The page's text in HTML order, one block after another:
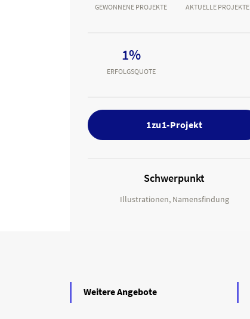
GEWONNENE PROJEKTE AKTUELLE PROJEKTE
1%
ERFOLGSQUOTE
1zu1-Projekt
Schwerpunkt
Illustrationen, Namensfindung
Weitere Angebote